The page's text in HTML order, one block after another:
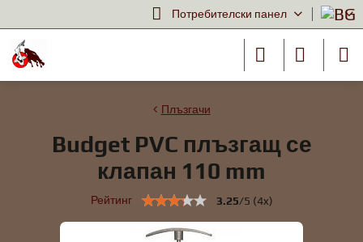
Потребителски панел
Плъзгачи
Budget PVC плъзгащ се
клапан 110 mm
Рейтинг 3.25/5 (4x)